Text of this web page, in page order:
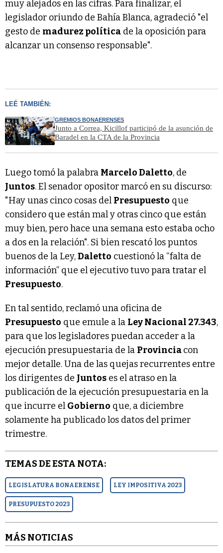
muy alejados en las cifras. Para finalizar, el
legislador oriundo de Bahía Blanca, agradeció "el
gesto de madurez política de la oposición para
alcanzar un consenso responsable".
LEÉ TAMBIÉN:
GREMIOS BONAERENSES
Junto a Correa, Kicillof participó de la asunción de
Baradel en la CTA de la Provincia
Luego tomó la palabra Marcelo Daletto, de
Juntos. El senador opositor marcó en su discurso:
"Hay unas cinco cosas del Presupuesto que
considero que están mal y otras cinco que están
muy bien, pero hace una semana esto estaba ocho
a dos en la relación". Si bien rescató los puntos
buenos de la Ley,Daletto cuestionó la “falta de
información” que el ejecutivo tuvo para tratar el
Presupuesto.
En tal sentido, reclamó una oficina de
Presupuesto que emule a la Ley Nacional 27.343,
para que los legisladores puedan acceder a la
ejecución presupuestaria de la Provinciacon
mejor detalle. Una de las quejas recurrentes entre
los dirigentes de Juntos es el atraso en la
publicación de la ejecución presupuestaria en la
que incurre el Gobierno que, a diciembre
solamente ha publicado los datos del primer
trimestre.
TEMAS DE ESTA NOTA:
LEGISLATURA BONAERENSE LEY IMPOSITIVA 2023
PRESUPUESTO 2023
MÁS NOTICIAS